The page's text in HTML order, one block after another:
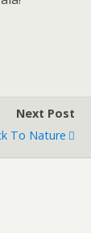
Next Post
To Nature